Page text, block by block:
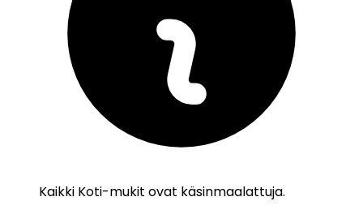
Kaikki Koti-mukit ovat käsinmaalattuja.